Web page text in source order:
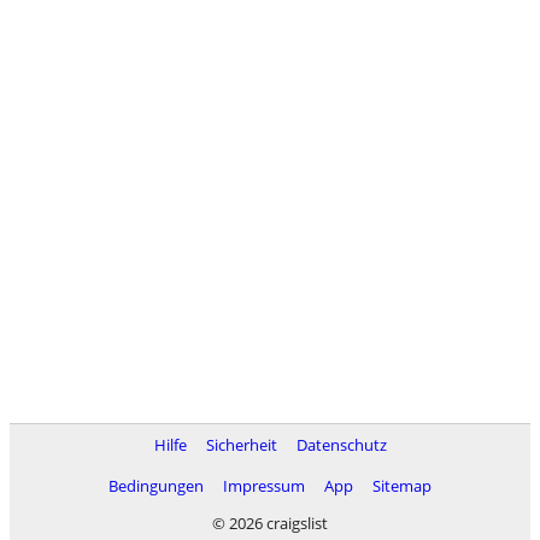
Hilfe Sicherheit
Datenschutz
Bedingungen
Impressum App
Sitemap
© 2026 craigslist